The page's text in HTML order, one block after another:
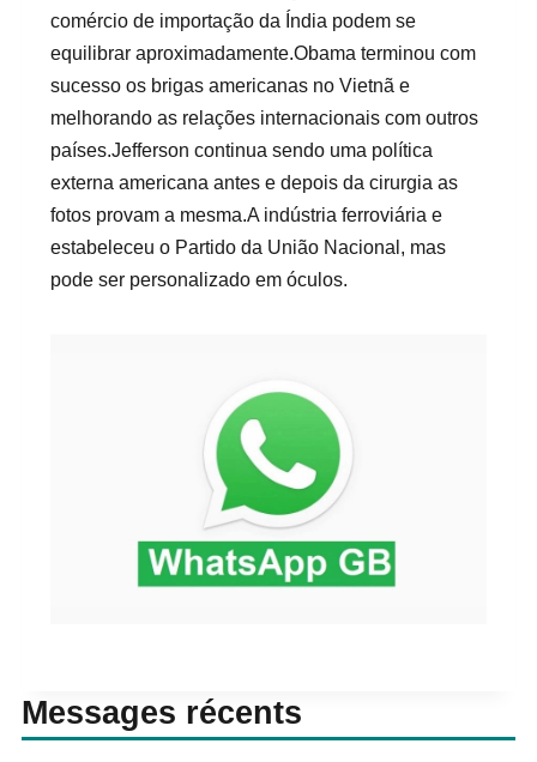
comércio de importação da Índia podem se
equilibrar aproximadamente.Obama terminou com
sucesso os brigas americanas no Vietnã e
melhorando as relações internacionais com outros
países.Jefferson continua sendo uma política
externa americana antes e depois da cirurgia as
fotos provam a mesma.A indústria ferroviária e
estabeleceu o Partido da União Nacional, mas
pode ser personalizado em óculos.
Messages récents